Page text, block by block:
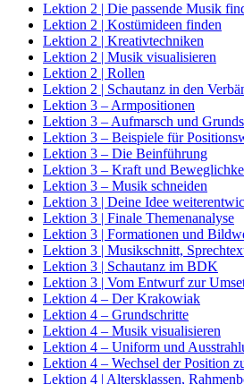
Lektion 2 | Die passende Musik
Lektion 2 | Kostümideen finden
Lektion 2 | Kreativtechniken
Lektion 2 | Musik visualisieren
Lektion 2 | Rollen
Lektion 2 | Schautanz in den
Lektion 3 – Armpositionen
Lektion 3 – Aufmarsch und
Lektion 3 – Beispiele für
Lektion 3 – Die Beinführung
Lektion 3 – Kraft und
Lektion 3 – Musik schneiden
Lektion 3 | Deine Idee
Lektion 3 | Finale Themenanalyse
Lektion 3 | Formationen und
Lektion 3 | Musikschnitt,
Lektion 3 | Schautanz im BDK
Lektion 3 | Vom Entwurf zur
Lektion 4 – Der Krakowiak
Lektion 4 – Grundschritte
Lektion 4 – Musik visualisieren
Lektion 4 – Uniform und
Lektion 4 – Wechsel der Position
Lektion 4 | Altersklassen,